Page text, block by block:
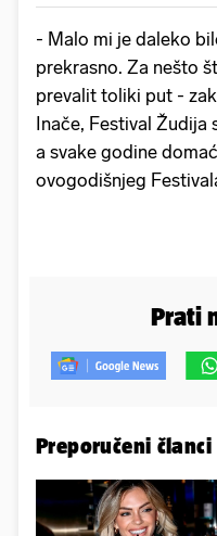
- Malo mi je daleko
prekrasno. Za nešto
prevalit toliki put -
Inače, Festival Žudija
a svake godine
ovogodišnjeg
Prati
Preporučeni članci